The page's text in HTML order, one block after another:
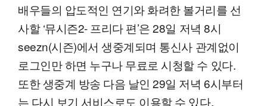
배우들의 압도적인 연기와 화려한 볼거리를 선
사할 ‘뮤시즌2- 프리다 편’은 28일 저녁 8시
seezn(시즌)에서 생중계되며 통신사 관계없이
로그인만 하면 누구나 무료로 시청할 수 있다.
또한 생중계 방송 다음 날인 29일 저녁 6시부터
는 다시 보기 서비스로도 이용할 수 있다.